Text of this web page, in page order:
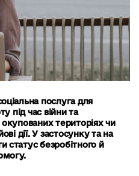
послугадля
під час війни та
територіях чи
дії. У застосунку та на
статус безробітного й